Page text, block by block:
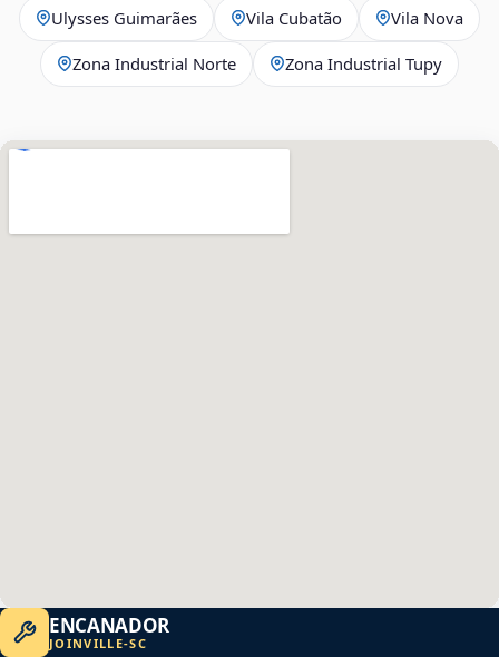
Ulysses Guimarães Vila Cubatão Vila Nova
Zona Industrial Norte Zona Industrial Tupy
ENCANADOR
JOINVILLE-SC